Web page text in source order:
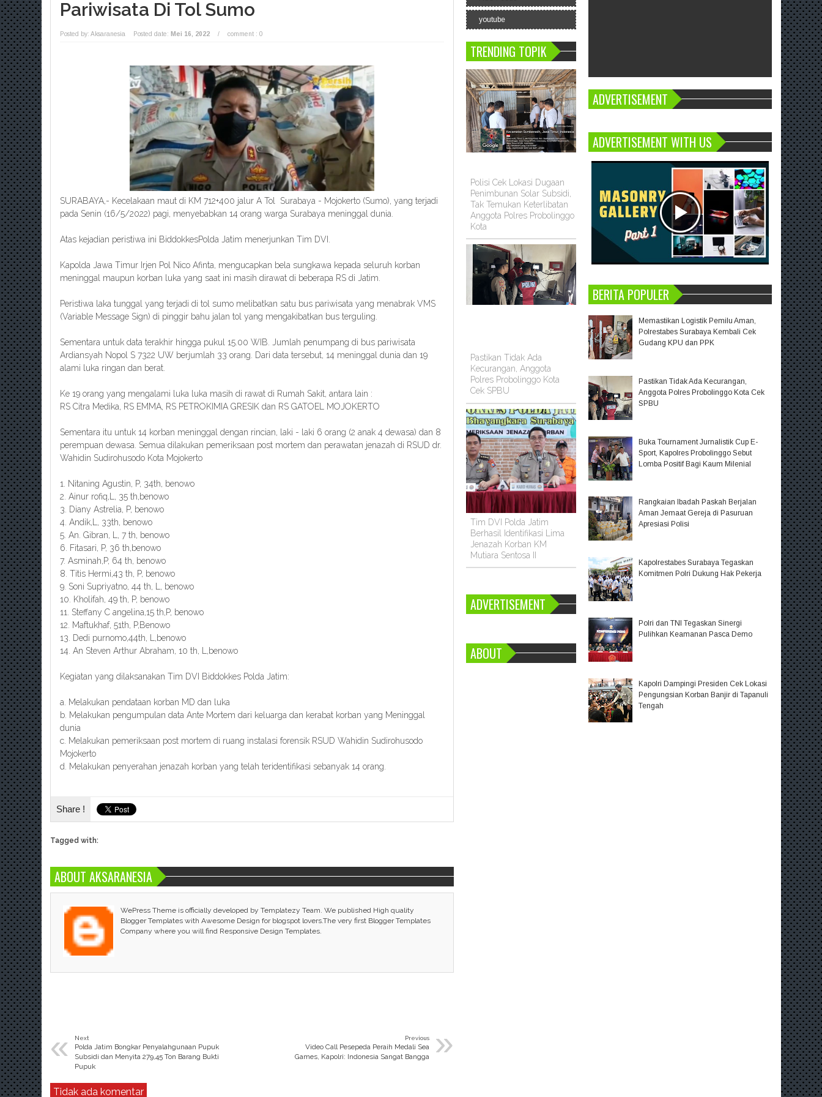
Pariwisata Di Tol Sumo
Posted by: Aksaranesia Posted date: Mei 16, 2022 / comment : 0
SURABAYA,- Kecelakaan maut di KM 712+400 jalur A Tol Surabaya - Mojokerto (Sumo), yang terjadi
pada Senin (16/5/2022) pagi, menyebabkan 14 orang warga Surabaya meninggal dunia.
Atas kejadian peristiwa ini BiddokkesPolda Jatim menerjunkan Tim DVI.
Kapolda Jawa Timur Irjen Pol Nico Afinta, mengucapkan bela sungkawa kepada seluruh korban
meninggal maupun korban luka yang saat ini masih dirawat di beberapa RS di Jatim.
Peristiwa laka tunggal yang terjadi di tol sumo melibatkan satu bus pariwisata yang menabrak VMS
(Variable Message Sign) di pinggir bahu jalan tol yang mengakibatkan bus terguling.
Sementara untuk data terakhir hingga pukul 15.00 WIB. Jumlah penumpang di bus pariwisata
Ardiansyah Nopol S 7322 UW berjumlah 33 orang. Dari data tersebut, 14 meninggal dunia dan 19
alami luka ringan dan berat.
Ke 19 orang yang mengalami luka luka masih di rawat di Rumah Sakit, antara lain :
RS Citra Medika, RS EMMA, RS PETROKIMIA GRESIK dan RS GATOEL MOJOKERTO
Sementara itu untuk 14 korban meninggal dengan rincian, laki - laki 6 orang (2 anak 4 dewasa) dan 8
perempuan dewasa. Semua dilakukan pemeriksaan post mortem dan perawatan jenazah di RSUD dr.
Wahidin Sudirohusodo Kota Mojokerto
1. Nitaning Agustin, P, 34th, benowo
2. Ainur rofiq,L, 35 th,benowo
3. Diany Astrelia, P, benowo
4. Andik,L, 33th, benowo
5. An. Gibran, L, 7 th, benowo
6. Fitasari, P, 36 th,benowo
7. Asminah,P, 64 th, benowo
8. Titis Hermi,43 th, P, benowo
9. Soni Supriyatno, 44 th, L, benowo
10. Kholifah, 49 th, P, benowo
11. Steffany C angelina,15 th,P, benowo
12. Maftukhaf, 51th, P,Benowo
13. Dedi purnomo,44th, L,benowo
14. An Steven Arthur Abraham, 10 th, L,benowo
Kegiatan yang dilaksanakan Tim DVI Biddokkes Polda Jatim:
a. Melakukan pendataan korban MD dan luka
b. Melakukan pengumpulan data Ante Mortem dari keluarga dan kerabat korban yang Meninggal
dunia
c. Melakukan pemeriksaan post mortem di ruang instalasi forensik RSUD Wahidin Sudirohusodo
Mojokerto
d. Melakukan penyerahan jenazah korban yang telah teridentifikasi sebanyak 14 orang.
Share !
Tagged with:
ABOUT AKSARANESIA
WePress Theme is officially developed by Templatezy Team. We published High quality
Blogger Templates with Awesome Design for blogspot lovers.The very first Blogger Templates
Company where you will find Responsive Design Templates.
« Next
Polda Jatim Bongkar Penyalahgunaan Pupuk
Subsidi dan Menyita 279,45 Ton Barang Bukti
Pupuk
»
Previous
Video Call Pesepeda Peraih Medali Sea
Games, Kapolri: Indonesia Sangat Bangga
Tidak ada komentar
youtube
TRENDING TOPIK
Polisi Cek Lokasi Dugaan
Penimbunan Solar Subsidi,
Tak Temukan Keterlibatan
Anggota Polres Probolinggo
Kota
Pastikan Tidak Ada
Kecurangan, Anggota
Polres Probolinggo Kota
Cek SPBU
Tim DVI Polda Jatim
Berhasil Identifikasi Lima
Jenazah Korban KM
Mutiara Sentosa II
ADVERTISEMENT
ABOUT
ADVERTISEMENT
ADVERTISEMENT WITH US
BERITA POPULER
Memastikan Logistik Pemilu Aman,
Polrestabes Surabaya Kembali Cek
Gudang KPU dan PPK
Pastikan Tidak Ada Kecurangan,
Anggota Polres Probolinggo Kota Cek
SPBU
Buka Tournament Jurnalistik Cup E-
Sport, Kapolres Probolinggo Sebut
Lomba Positif Bagi Kaum Milenial
Rangkaian Ibadah Paskah Berjalan
Aman Jemaat Gereja di Pasuruan
Apresiasi Polisi
Kapolrestabes Surabaya Tegaskan
Komitmen Polri Dukung Hak Pekerja
Polri dan TNI Tegaskan Sinergi
Pulihkan Keamanan Pasca Demo
Kapolri Dampingi Presiden Cek Lokasi
Pengungsian Korban Banjir di Tapanuli
Tengah